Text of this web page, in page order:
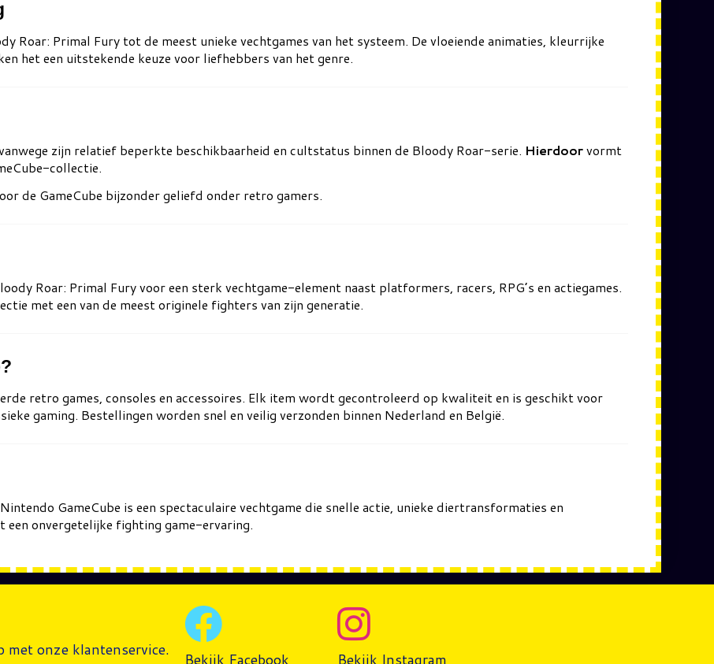
Roar: Primal Fury tot de meest unieke vechtgames van het systeem. De vloeiende animaties, kleurrijke
het een uitstekende keuze voor liefhebbers van het genre.
zijn relatief beperkte beschikbaarheid en cultstatus binnen de Bloody Roar-serie. Hierdoorvormt
collectie.
de GameCube bijzonder geliefd onder retro gamers.
Roar: Primal Fury voor een sterk vechtgame-element naast platformers, racers, RPG’s en actiegames.
met een van de meest originele fighters van zijn generatie.
retro games, consoles en accessoires. Elk item wordt gecontroleerd op kwaliteit en is geschikt voor
gaming. Bestellingen worden snel en veilig verzonden binnen Nederland en België.
GameCube is een spectaculaire vechtgame die snelle actie, unieke diertransformaties en
onvergetelijke fighting game-ervaring.
met onze klantenservice. Bekijk Facebook Bekijk Instagram